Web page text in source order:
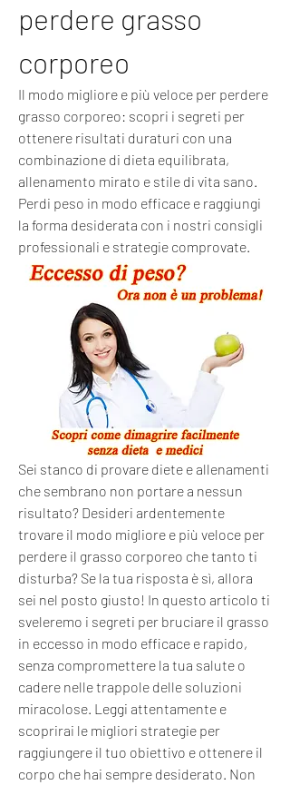
perdere grasso
corporeo
Il modo migliore e più veloce per perdere
grasso corporeo: scopri i segreti per
ottenere risultati duraturi con una
combinazione di dieta equilibrata,
allenamento mirato e stile di vita sano.
Perdi peso in modo efficace e raggiungi
la forma desiderata con i nostri consigli
professionali e strategie comprovate.
Sei stanco di provare diete e allenamenti
che sembrano non portare a nessun
risultato? Desideri ardentemente
trovare il modo migliore e più veloce per
perdere il grasso corporeo che tanto ti
disturba? Se la tua risposta è sì, allora
sei nel posto giusto! In questo articolo ti
sveleremo i segreti per bruciare il grasso
in eccesso in modo efficace e rapido,
senza compromettere la tua salute o
cadere nelle trappole delle soluzioni
miracolose. Leggi attentamente e
scoprirai le migliori strategie per
raggiungere il tuo obiettivo e ottenere il
corpo che hai sempre desiderato. Non